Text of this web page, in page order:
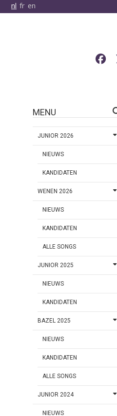
nl fr en
MENU
JUNIOR 2026
NIEUWS
KANDIDATEN
WENEN 2026
NIEUWS
KANDIDATEN
ALLE SONGS
JUNIOR 2025
NIEUWS
KANDIDATEN
BAZEL 2025
NIEUWS
KANDIDATEN
ALLE SONGS
JUNIOR 2024
NIEUWS